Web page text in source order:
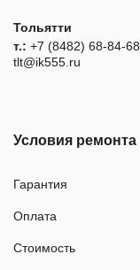
Тольятти
т.: +7 (8482) 68-84-68
tlt@ik555.ru
Условия ремонта
Гарантия
Оплата
Стоимость